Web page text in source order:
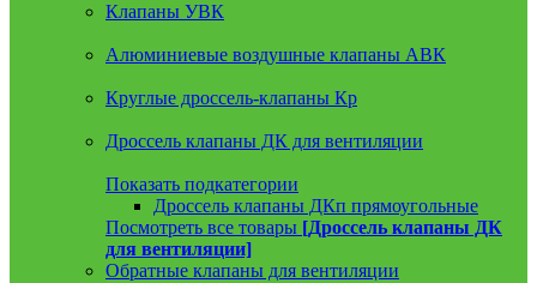
Клапаны УВК
Алюминиевые воздушные клапаны АВК
Круглые дроссель-клапаны Кр
Дроссель клапаны ДК для вентиляции
Показать подкатегории
Дроссель клапаны ДКп прямоугольные
Посмотреть все товары [Дроссель клапаны ДК
для вентиляции]
Обратные клапаны для вентиляции